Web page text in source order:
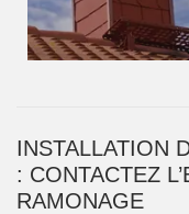
INSTALLATION
: CONTACTEZ
RAMONAGE